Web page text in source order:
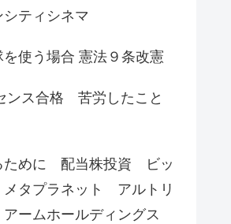
ティシネマ
を使う場合 憲法９条改憲
ンス合格 苦労したこと
ために 配当株投資 ビッ
タプラネット アルトリ
ームホールディングス